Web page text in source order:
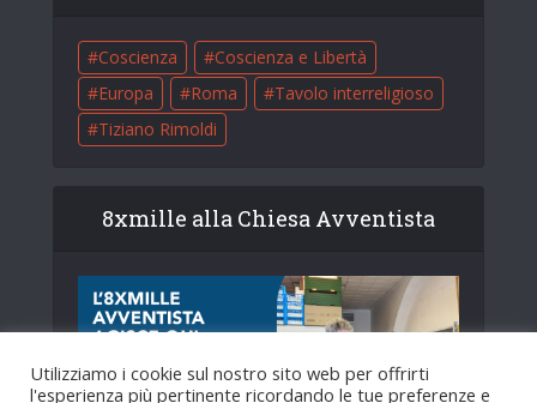
Coscienza
Coscienza e Libertà
Europa
Roma
Tavolo interreligioso
Tiziano Rimoldi
8xmille alla Chiesa Avventista
Utilizziamo i cookie sul nostro sito web per offrirti
l'esperienza più pertinente ricordando le tue preferenze e